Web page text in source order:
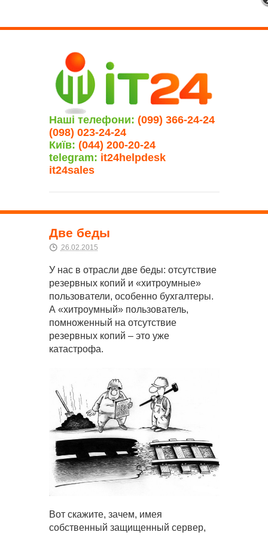
Наші телефони: (099) 366-24-24
(098) 023-24-24
Київ: (044) 200-20-24
telegram: it24helpdesk
it24sales
Две беды
26.02.2015
У нас в отрасли две беды: отсутствие
резервных копий и «хитроумные»
пользователи, особенно бухгалтеры.
А «хитроумный» пользователь,
помноженный на отсутствие
резервных копий – это уже
катастрофа.
Вот скажите, зачем, имея
собственный защищенный сервер,